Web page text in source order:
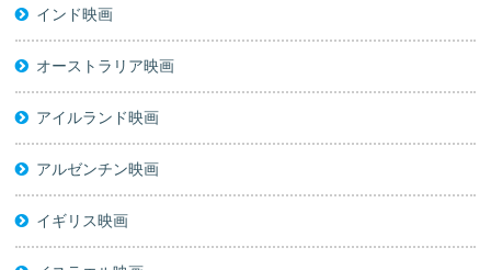
インド映画
オーストラリア映画
アイルランド映画
アルゼンチン映画
イギリス映画